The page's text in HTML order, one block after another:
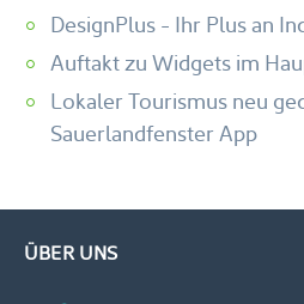
DesignPlus - Ihr Plus an
Auftakt zu Widgets im
Lokaler Tourismus neu
Sauerlandfenster App
ÜBER UNS